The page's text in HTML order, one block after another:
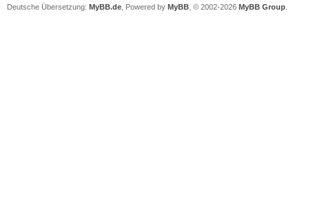
Deutsche Übersetzung: MyBB.de , Powered by MyBB , © 2002-2026 MyBB Group